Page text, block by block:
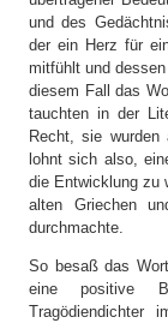
und des
der ein Herz für
mitfühlt und
diesem Fall das
tauchten in der
Recht, sie
lohnt sich also,
die Entwicklung zu
alten Griechen
durchmachte.
So besaß das Wort
eine positive